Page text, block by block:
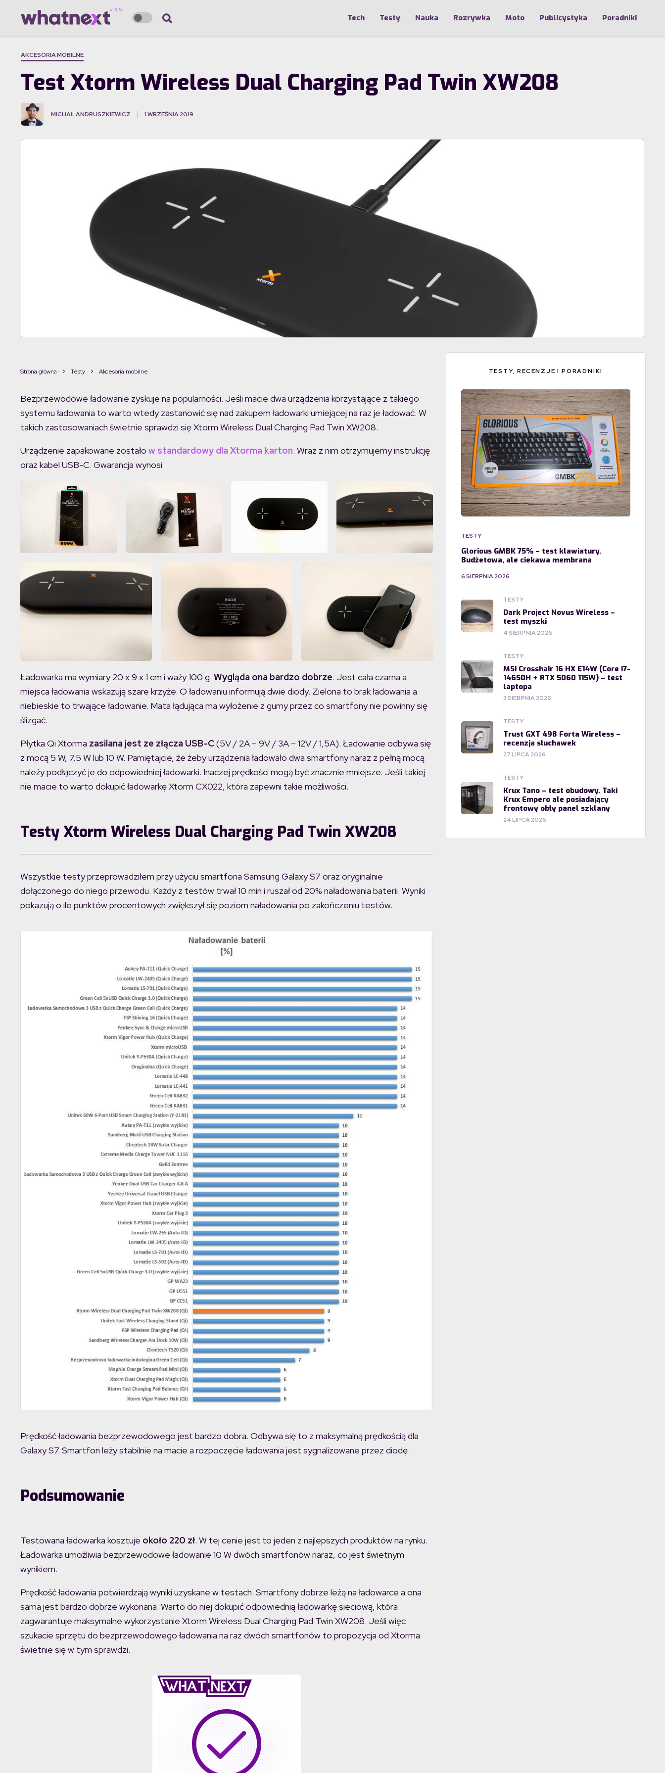
Tech Testy Nauka Rozrywka Moto Publicystyka Poradniki
AKCESORIA MOBILNE
Test Xtorm Wireless Dual Charging Pad Twin XW208
MICHAŁ ANDRUSZKIEWICZ 1 WRZEŚNIA 2019
Strona główna Testy Akcesoria mobilne
Bezprzewodowe ładowanie zyskuje na popularności. Jeśli macie dwa urządzenia korzystające z takiego
systemu ładowania to warto wtedy zastanowić się nad zakupem ładowarki umiejącej na raz je ładować. W
takich zastosowaniach świetnie sprawdzi się Xtorm Wireless Dual Charging Pad Twin XW208.
Urządzenie zapakowane zostało w standardowy dla Xtorma karton. Wraz z nim otrzymujemy instrukcję
oraz kabel USB-C. Gwarancja wynosi
Ładowarka ma wymiary 20 x 9 x 1 cm i waży 100 g. Wygląda ona bardzo dobrze. Jest cała czarna a
miejsca ładowania wskazują szare krzyże. O ładowaniu informują dwie diody. Zielona to brak ładowania a
niebieskie to trwające ładowanie. Mata łądująca ma wyłożenie z gumy przez co smartfony nie powinny się
ślizgać.
Płytka Qi Xtorma zasilana jest ze złącza USB-C(5V / 2A – 9V / 3A – 12V / 1,5A). Ładowanie odbywa się
z mocą 5 W, 7,5 W lub 10 W. Pamiętajcie, że żeby urządzenia ładowało dwa smartfony naraz z pełną mocą
należy podłączyć je do odpowiedniej ładowarki. Inaczej prędkości mogą być znacznie mniejsze. Jeśli takiej
nie macie to warto dokupić ładowarkę Xtorm CX022, która zapewni takie możliwości.
Testy Xtorm Wireless Dual Charging Pad Twin XW208
Wszystkie testy przeprowadziłem przy użyciu smartfona Samsung Galaxy S7 oraz oryginalnie
dołączonego do niego przewodu. Każdy z testów trwał 10 min i ruszał od 20% naładowania baterii. Wyniki
pokazują o ile punktów procentowych zwiększył się poziom naładowania po zakończeniu testów.
Prędkość ładowania bezprzewodowego jest bardzo dobra. Odbywa się to z maksymalną prędkością dla
Galaxy S7. Smartfon leży stabilnie na macie a rozpoczęcie ładowania jest sygnalizowane przez diodę.
Podsumowanie
Testowana ładowarka kosztuje około 220 zł. W tej cenie jest to jeden z najlepszych produktów na rynku.
Ładowarka umożliwia bezprzewodowe ładowanie 10 W dwóch smartfonów naraz, co jest świetnym
wynikiem.
Prędkość ładowania potwierdzają wyniki uzyskane w testach. Smartfony dobrze leżą na ładowarce a ona
sama jest bardzo dobrze wykonana. Warto do niej dokupić odpowiednią ładowarkę sieciową, która
zagwarantuje maksymalne wykorzystanie Xtorm Wireless Dual Charging Pad Twin XW208. Jeśli więc
szukacie sprzętu do bezprzewodowego ładowania na raz dwóch smartfonów to propozycja od Xtorma
świetnie się w tym sprawdzi.
TESTY, RECENZJE I PORADNIKI
TESTY
Glorious GMBK 75% – test klawiatury.
Budżetowa, ale ciekawa membrana
6 SIERPNIA 2026
TESTY
Dark Project Novus Wireless –
test myszki
4 SIERPNIA 2026
TESTY
MSI Crosshair 16 HX E14W (Core i7-
14650H + RTX 5060 115W) – test
laptopa
3 SIERPNIA 2026
TESTY
Trust GXT 498 Forta Wireless –
recenzja słuchawek
27 LIPCA 2026
TESTY
Krux Tano – test obudowy. Taki
Krux Empero ale posiadający
frontowy obły panel szklany
24 LIPCA 2026